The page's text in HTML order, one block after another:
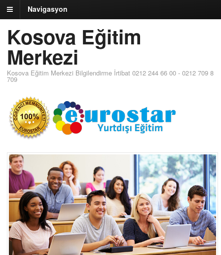
Navigasyon
Kosova Eğitim
Merkezi
Kosova Eğitim Merkezi Bilgilendirme İrtibat 0212 244 66 00 - 0212 709 8
709